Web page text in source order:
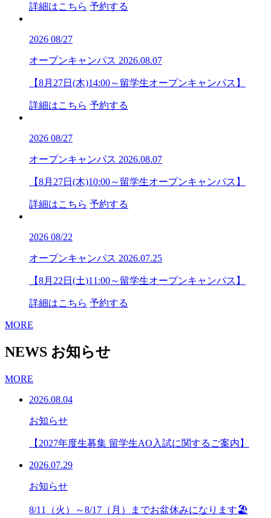
詳細はこちら 予約する
2026 08/27
オープンキャンパス 2026.08.07
【8月27日(木)14:00～留学生オープンキャンパス】
詳細はこちら 予約する
2026 08/27
オープンキャンパス 2026.08.07
【8月27日(木)10:00～留学生オープンキャンパス】
詳細はこちら 予約する
2026 08/22
オープンキャンパス 2026.07.25
【8月22日(土)11:00～留学生オープンキャンパス】
詳細はこちら 予約する
MORE
NEWS お知らせ
MORE
2026.08.04
お知らせ
【2027年度生募集 留学生AO入試に関するご案内】
2026.07.29
お知らせ
8/11（火）～8/17（月）までお盆休みになります🏖